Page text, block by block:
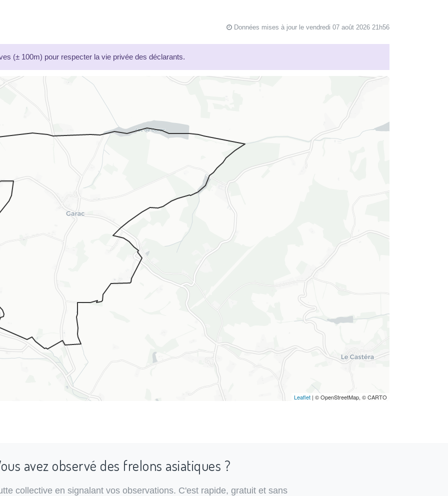
Données mises à jour le vendredi 07 août 2026 21h56
(± 100m) pour respecter la vie privée des déclarants.
Leaflet | © OpenStreetMap, © CARTO
avez observé des frelons asiatiques ?
collective en signalant vos observations. C'est rapide, gratuit et sans